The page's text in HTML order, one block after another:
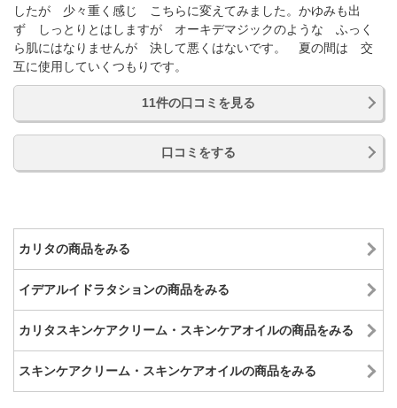
したが 少々重く感じ こちらに変えてみました。かゆみも出
ず しっとりとはしますが オーキデマジックのような ふっく
ら肌にはなりませんが 決して悪くはないです。 夏の間は 交
互に使用していくつもりです。
11件の口コミを見る
口コミをする
カリタの商品をみる
イデアルイドラタションの商品をみる
カリタスキンケアクリーム・スキンケアオイルの商品をみる
スキンケアクリーム・スキンケアオイルの商品をみる